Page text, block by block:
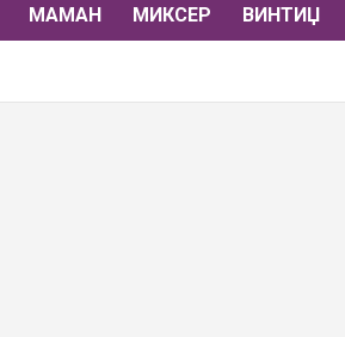
МАМАН МИКСЕР ВИНТИЏ